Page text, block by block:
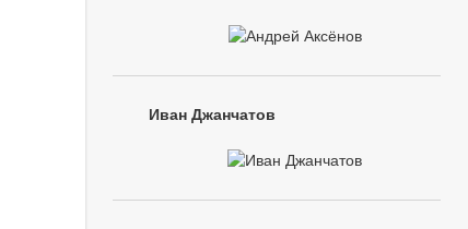
Иван Джанчатов